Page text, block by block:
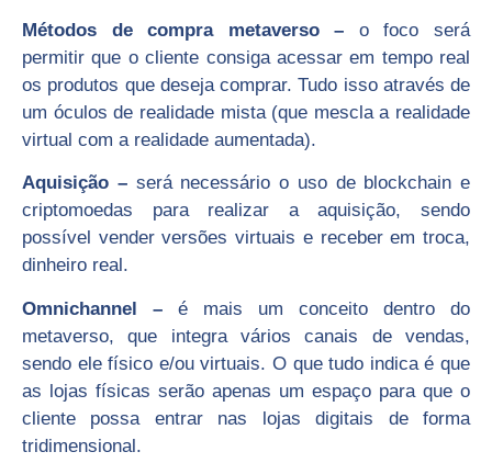
Métodos de compra metaverso – o foco será
permitir que o cliente consiga acessar em tempo real
os produtos que deseja comprar. Tudo isso através de
um óculos de realidade mista (que mescla a realidade
virtual com a realidade aumentada).
Aquisição – será necessário o uso de blockchain e
criptomoedas para realizar a aquisição, sendo
possível vender versões virtuais e receber em troca,
dinheiro real.
Omnichannel – é mais um conceito dentro do
metaverso, que integra vários canais de vendas,
sendo ele físico e/ou virtuais. O que tudo indica é que
as lojas físicas serão apenas um espaço para que o
cliente possa entrar nas lojas digitais de forma
tridimensional.